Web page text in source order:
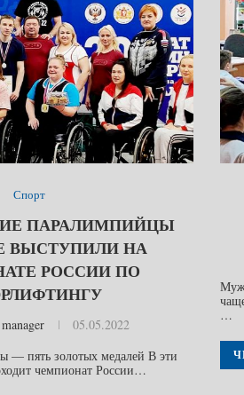
Спорт
ПАРАЛИМПИЙЦЫ
ВЫСТУПИЛИ НА
РОССИИ ПО
manager
05.05.2022
— пять золотых медалей В эти
чемпионат России…
…